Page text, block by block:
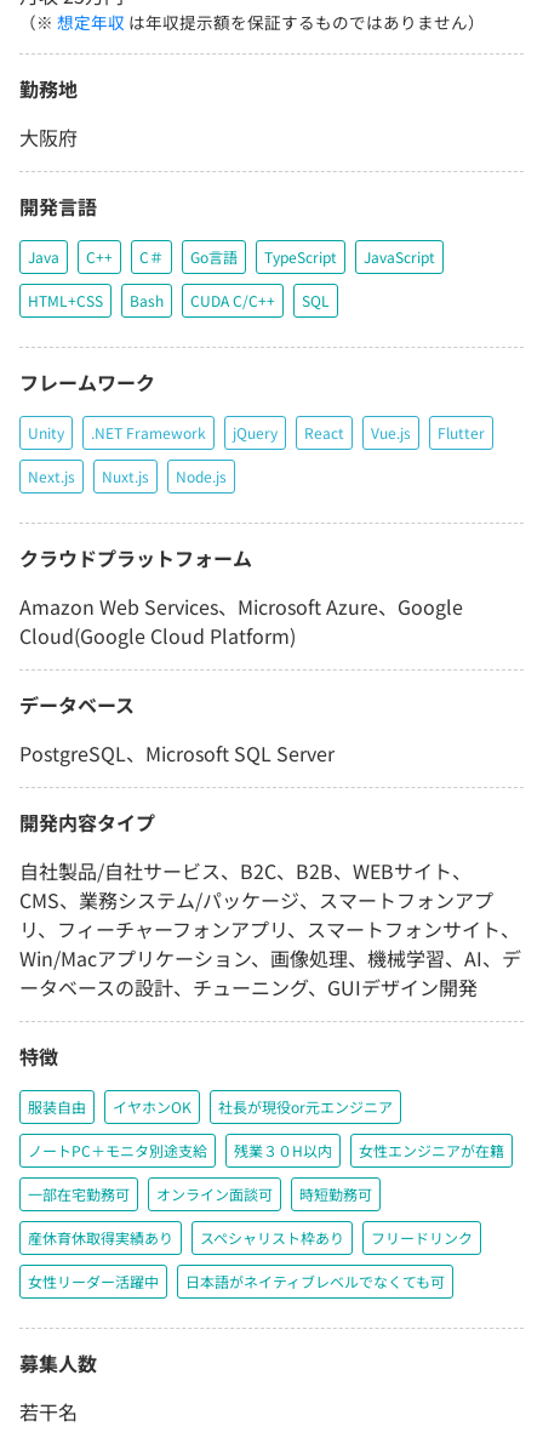
（※ 想定年収 は年収提示額を保証するものではありません）
勤務地
大阪府
開発言語
Java C++ C＃ Go言語 TypeScript JavaScript
HTML+CSS Bash CUDA C/C++ SQL
フレームワーク
Unity .NET Framework jQuery React Vue.js Flutter
Next.js Nuxt.js Node.js
クラウドプラットフォーム
Amazon Web Services、Microsoft Azure、Google
Cloud(Google Cloud Platform)
データベース
PostgreSQL、Microsoft SQL Server
開発内容タイプ
自社製品/自社サービス、B2C、B2B、WEBサイト、
CMS、業務システム/パッケージ、スマートフォンアプ
リ、フィーチャーフォンアプリ、スマートフォンサイト、
Win/Macアプリケーション、画像処理、機械学習、AI、デ
ータベースの設計、チューニング、GUIデザイン開発
特徴
服装自由 イヤホンOK 社長が現役or元エンジニア
ノートPC＋モニタ別途支給 残業３０H以内 女性エンジニアが在籍
一部在宅勤務可 オンライン面談可 時短勤務可
産休育休取得実績あり スペシャリスト枠あり フリードリンク
女性リーダー活躍中 日本語がネイティブレベルでなくても可
募集人数
若干名